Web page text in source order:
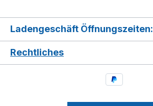
Ladengeschäft Öffnungszeiten:
Rechtliches